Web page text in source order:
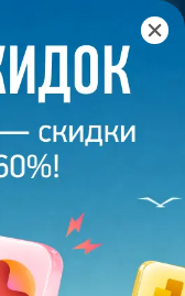
468 – Ирина С.
С.